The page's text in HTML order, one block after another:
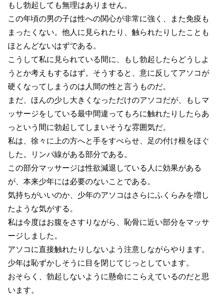
もし勃起しても無理はありません。
この年頃の男の子は性への関心が非常に強く、また免疫も
まったくない。他人に見られたり、触られたりしたことも
ほとんどないはずである。
こうして私に見られている間に、もし勃起したらどうしよ
うとか考えもするはず。そうすると、意に反してアソコが
硬くなってしまうのは人間の性と言うものだ。
まだ、ほんの少し大きくなっただけのアソコだが、もしマ
ッサージをしている最中間違ってもろに触れたりしたらあ
っという間に勃起してしまいそうな雰囲気だ。
私は、徐々に上の方へと手をすべらせ、足の付け根をほぐ
した。リンパ線がある部分である。
この部分マッサージは性欲減退している人に効果がある
が、本来少年には必要のないことである。
気持ちがいいのか、少年のアソコはさらにふくらみを増し
たような気がする。
私は今度はお腹をさすりながら、恥骨に近い部分をマッサ
ージしました。
アソコに直接触れたりしないよう注意しながらやります。
少年は恥ずかしそうに目を閉じてじっとしています。
おそらく、勃起しないように懸命にこらえているのだと思
います。